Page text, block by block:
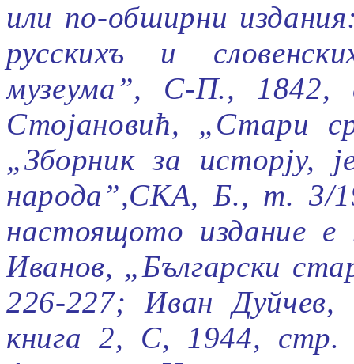
или по-обширни
русскихъ и
музеума”, С-П., 1842,
Стоjановић, „Стари
„Зборник за исторjу, j
народа”,СКА, Б., т. 3/
настоящото издание е
Иванов, „Български
226-227; Иван Дуйчев,
книга 2, С, 1944, стр.